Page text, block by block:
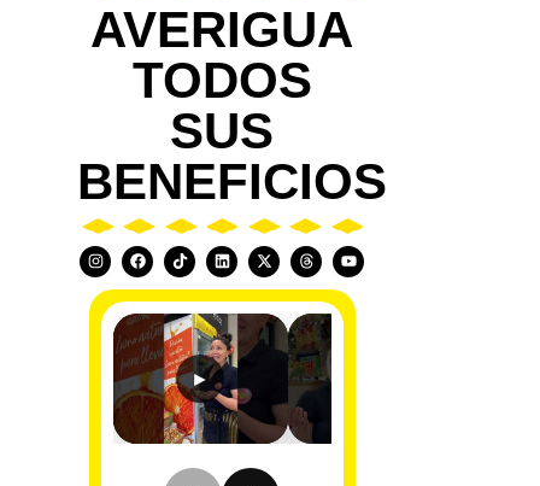
AVERIGUA
TODOS
SUS
BENEFICIOS
►